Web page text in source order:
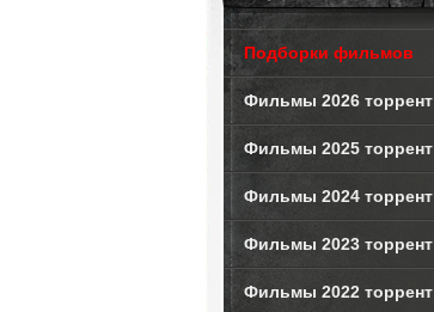
Подборки фильмов
Фильмы 2026 торрент
Фильмы 2025 торрент
Фильмы 2024 торрент
Фильмы 2023 торрент
Фильмы 2022 торрент